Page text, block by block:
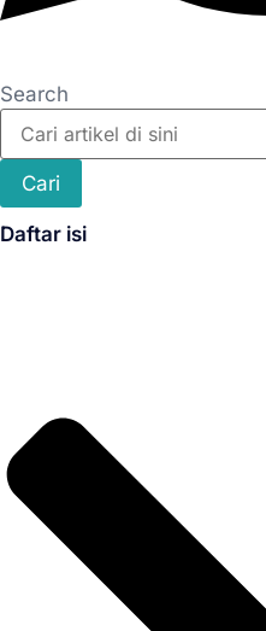
Search
Cari
Daftar isi